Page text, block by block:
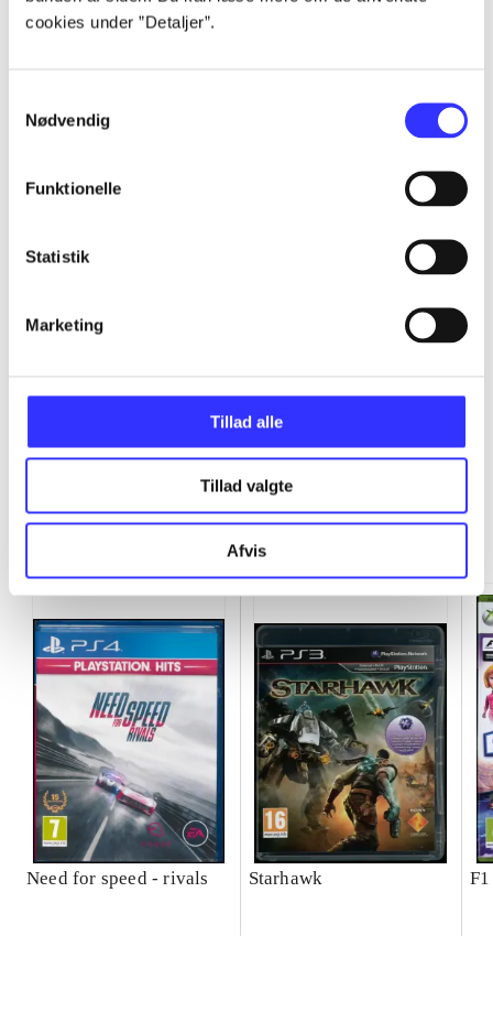
cookies under ”Detaljer”.
Nødvendig
Funktionelle
Statistik
Marketing
Tillad alle
Tillad valgte
Afvis
Alle registrerede artikler fordelt på udgivelser
Minder om
Need for speed - rivals Starhawk